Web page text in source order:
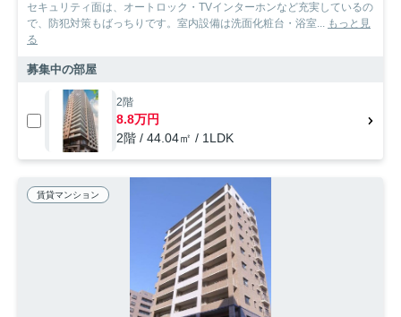
セキュリティ面は、オートロック・TVインターホンなど充実しているの
で、防犯対策もばっちりです。室内設備は洗面化粧台・浴室... もっと見
る
募集中の部屋
2階
8.8万円
2階 / 44.04㎡ / 1LDK
賃貸マンション